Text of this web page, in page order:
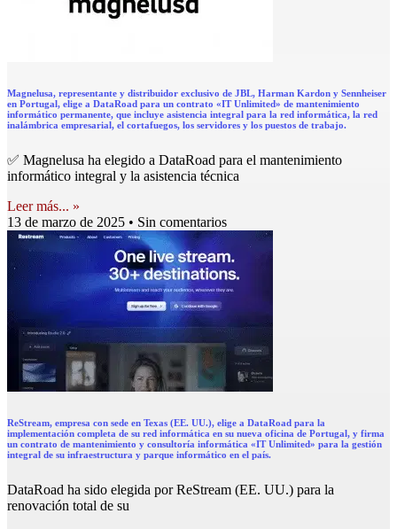
Magnelusa, representante y distribuidor exclusivo de JBL, Harman Kardon y Sennheiser
en Portugal, elige a DataRoad para un contrato «IT Unlimited» de mantenimiento
informático permanente, que incluye asistencia integral para la red informática, la red
inalámbrica empresarial, el cortafuegos, los servidores y los puestos de trabajo.
✅ Magnelusa ha elegido a DataRoad para el mantenimiento
informático integral y la asistencia técnica
Leer más... »
13 de marzo de 2025
Sin comentarios
ReStream, empresa con sede en Texas (EE. UU.), elige a DataRoad para la
implementación completa de su red informática en su nueva oficina de Portugal, y firma
un contrato de mantenimiento y consultoría informática «IT Unlimited» para la gestión
integral de su infraestructura y parque informático en el país.
DataRoad ha sido elegida por ReStream (EE. UU.) para la
renovación total de su